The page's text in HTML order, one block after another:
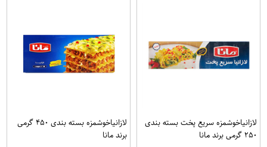
لازانياخوشمزه سریع پخت بسته بندی
۲۵۰ گرمی برند مانا
لازانياخوشمزه بسته بندی ۴۵۰ گرمی
برند مانا